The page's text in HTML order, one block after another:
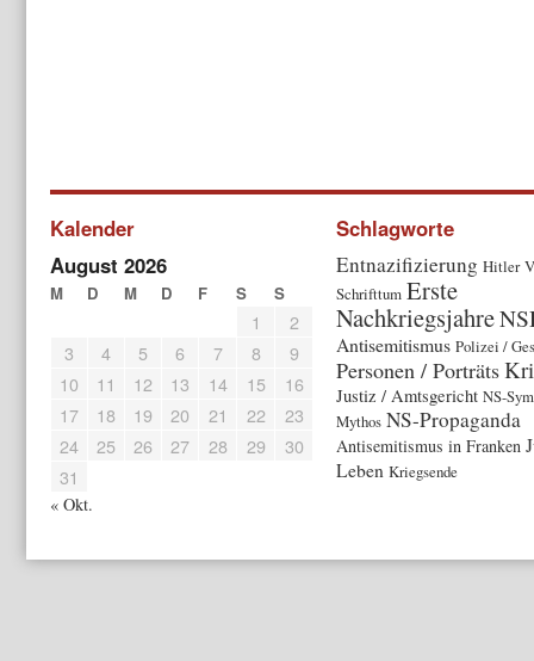
Kalender
August 2026
M D M D F S S
1
2
3
4 5 6 7 8
9
10
11 12 13 14 15
16
17
18 19 20 21 22
23
24
25 26 27 28 29
30
31
« Okt.
Schlagworte
Entnazifizierung Hitler
Schrifttum Erste
Nachkriegsjahre
Antisemitismus Polizei /
Personen / Porträts
Justiz / Amtsgericht NS-
Mythos NS-Propaganda
Antisemitismus in Franken
Leben Kriegsende